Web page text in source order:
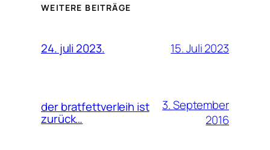
WEITERE BEITRÄGE
24. juli 2023. 15. Juli 2023
der bratfettverleih ist
zurück…
3. September
2016